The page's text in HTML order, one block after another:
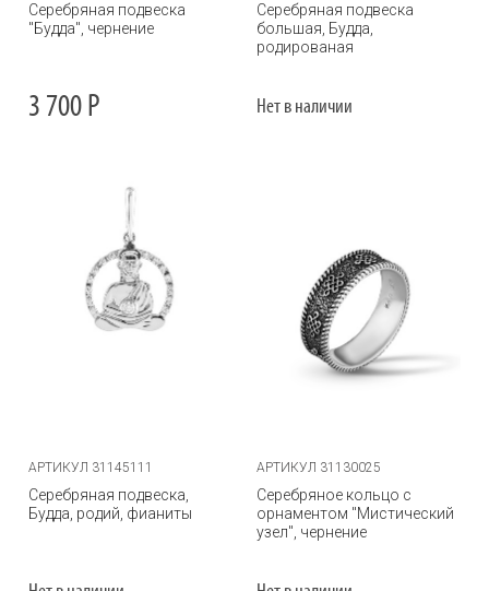
Серебряная подвеска
"Будда", чернение
3 700 Р
Серебряная подвеска
большая, Будда,
родированая
Нет в наличии
АРТИКУЛ 31145111
Серебряная подвеска,
Будда, родий, фианиты
АРТИКУЛ 31130025
Серебряное кольцо с
орнаментом "Мистический
узел", чернение